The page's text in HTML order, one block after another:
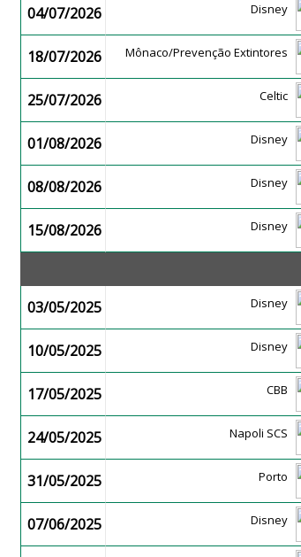
04/07/2026 Disney
18/07/2026 Mônaco/Prevenção Extintores
25/07/2026 Celtic
01/08/2026 Disney
08/08/2026 Disney
15/08/2026 Disney
03/05/2025
Disney
10/05/2025 Disney
17/05/2025 CBB
24/05/2025 Napoli SCS
31/05/2025 Porto
07/06/2025 Disney